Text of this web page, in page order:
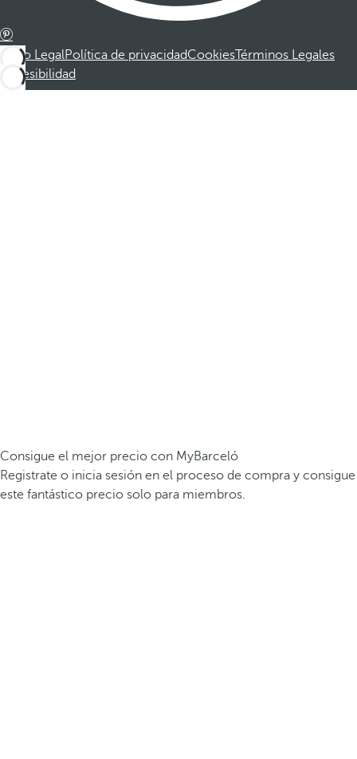
Aviso LegalPolítica de privacidadCookiesTérminos Legales
Accesibilidad
Consigue el mejor precio con MyBarceló
Registrate o inicia sesión en el proceso de compra y consigue
este fantástico precio solo para miembros.